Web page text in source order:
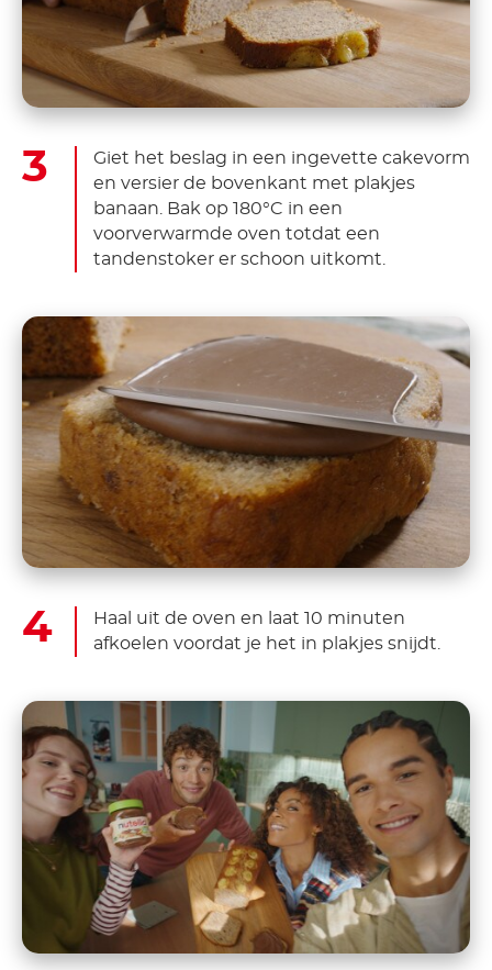
Giet het beslag in een ingevette cakevorm
en versier de bovenkant met plakjes
banaan. Bak op 180°C in een
voorverwarmde oven totdat een
tandenstoker er schoon uitkomt.
Haal uit de oven en laat 10 minuten
afkoelen voordat je het in plakjes snijdt.